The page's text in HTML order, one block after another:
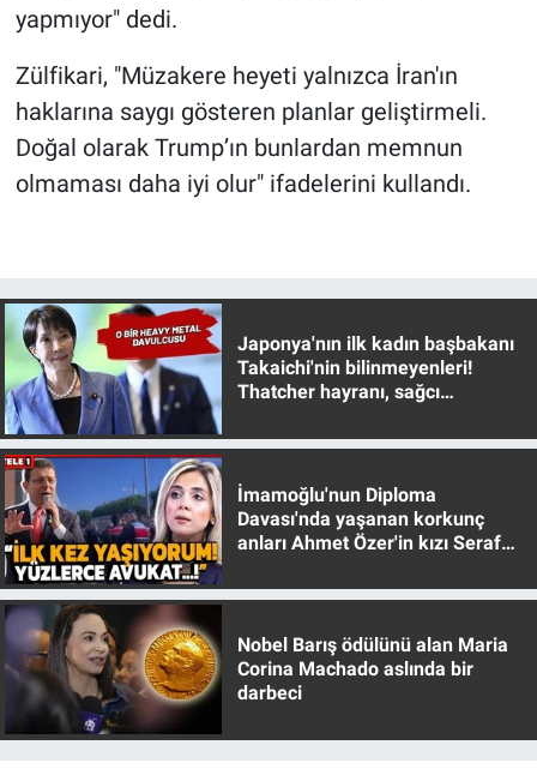
yapmıyor" dedi.
Zülfikari, "Müzakere heyeti yalnızca İran'ın
haklarına saygı gösteren planlar geliştirmeli.
Doğal olarak Trump’ın bunlardan memnun
olmaması daha iyi olur" ifadelerini kullandı.
Japonya'nın ilk kadın başbakanı
Takaichi'nin bilinmeyenleri!
Thatcher hayranı, sağcı
İmamoğlu'nun Diploma
Davası'nda yaşanan korkunç
anları Ahmet Özer'in kızı Seraf
Nobel Barış ödülünü alan Maria
Corina Machado aslında bir
darbeci